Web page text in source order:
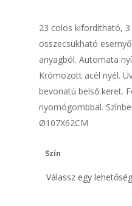
23 colos kifordítható, 3
összecsukható
anyagból. Automata
Krómozott acél nyél.
bevonatú belső keret.
nyomógombbal.
Ø107X62CM
Szín